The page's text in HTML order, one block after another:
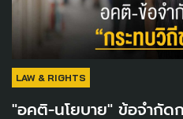
LAW & RIGHTS
"อคติ-นโยบาย" ข้อจำกัด